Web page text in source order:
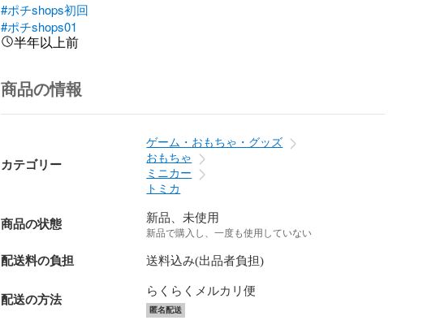
#ポチshops初回
#ポチshops01
半年以上前
商品の情報
カテゴリー
ゲーム・おもちゃ・グッズ
おもちゃ
ミニカー
トミカ
商品の状態 新品、未使用
新品で購入し、一度も使用していない
配送料の負担 送料込み(出品者負担)
配送の方法
らくらくメルカリ便
匿名配送